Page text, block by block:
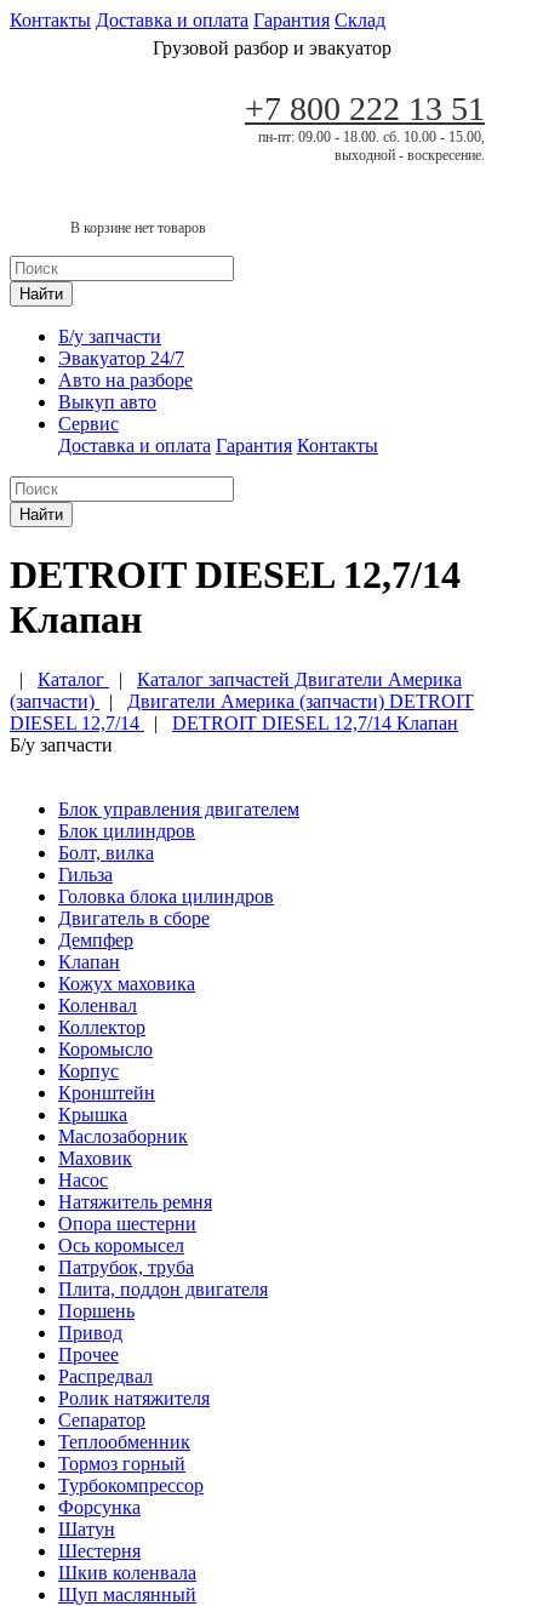
Контакты Доставка и оплата Гарантия Склад
Грузовой разбор и эвакуатор
+7 800 222 13 51
пн-пт: 09.00 - 18.00. сб. 10.00 - 15.00,
выходной - воскресение.
В корзине нет товаров
Найти
Б/у запчасти
Эвакуатор 24/7
Авто на разборе
Выкуп авто
Сервис
Доставка и оплата Гарантия Контакты
Найти
DETROIT DIESEL 12,7/14
Клапан
| Каталог | Каталог запчастей Двигатели Америка
(запчасти)
| Двигатели Америка (запчасти) DETROIT
DIESEL 12,7/14
| DETROIT DIESEL 12,7/14 Клапан
Б/у запчасти
Блок управления двигателем
Блок цилиндров
Болт, вилка
Гильза
Головка блока цилиндров
Двигатель в сборе
Демпфер
Клапан
Кожух маховика
Коленвал
Коллектор
Коромысло
Корпус
Кронштейн
Крышка
Маслозаборник
Маховик
Насос
Натяжитель ремня
Опора шестерни
Ось коромысел
Патрубок, труба
Плита, поддон двигателя
Поршень
Привод
Прочее
Распредвал
Ролик натяжителя
Сепаратор
Теплообменник
Тормоз горный
Турбокомпрессор
Форсунка
Шатун
Шестерня
Шкив коленвала
Щуп маслянный